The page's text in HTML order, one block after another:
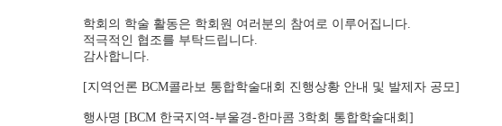
학회의 학술 활동은 학회원 여러분의 참여로 이루어집니다.
적극적인 협조를 부탁드립니다.
감사합니다.
[지역언론 BCM콜라보 통합학술대회 진행상황 안내 및 발제자 공모]
행사명 [BCM 한국지역-부울경-한마콤 3학회 통합학술대회]